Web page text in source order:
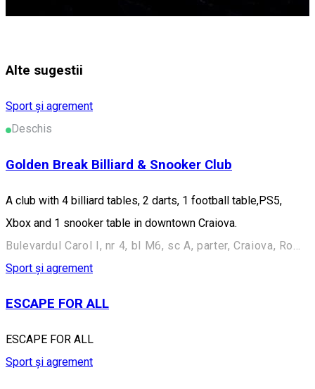
Alte sugestii
Sport și agrement
Deschis
Golden Break Billiard & Snooker Club
A club with 4 billiard tables, 2 darts, 1 football table,PS5,
Xbox and 1 snooker table in downtown Craiova.
Sport și agrement
ESCAPE FOR ALL
ESCAPE FOR ALL
Sport și agrement